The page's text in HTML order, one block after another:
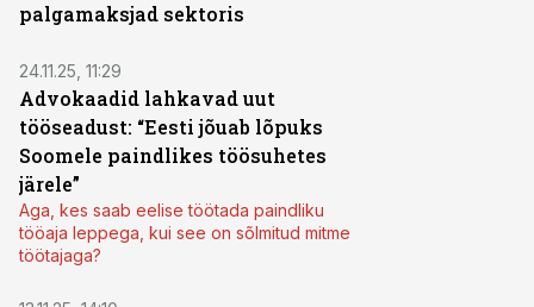
palgamaksjad sektoris
24.11.25, 11:29
Advokaadid lahkavad uut
tööseadust: “Eesti jõuab lõpuks
Soomele paindlikes töösuhetes
järele”
Aga, kes saab eelise töötada paindliku
tööaja leppega, kui see on sõlmitud mitme
töötajaga?